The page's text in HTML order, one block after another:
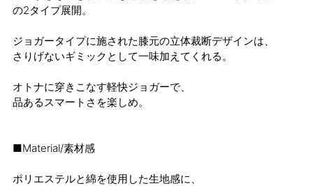
の2タイプ展開。
ジョガータイプに施された膝元の立体裁断デザインは、
さりげないギミックとして一味加えてくれる。
オトナに穿きこなす軽快ジョガーで、
品あるスマートさを楽しめ。
■Material/素材感
ポリエステルと綿を使用した生地感に、